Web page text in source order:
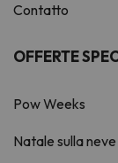
Contatto
OFFERTE
Pow Weeks
Natale sulla neve